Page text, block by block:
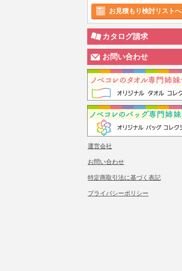
お見積もり検討リストへ
カタログ請求
お問い合わせ
運営会社
お問い合わせ
特定商取引法に基づく表記
プライバシーポリシー